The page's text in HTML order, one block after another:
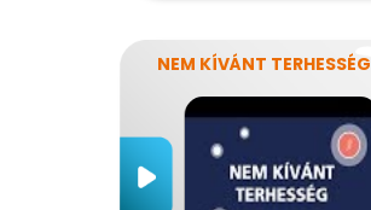
NEM KÍVÁNT TERHESSÉG